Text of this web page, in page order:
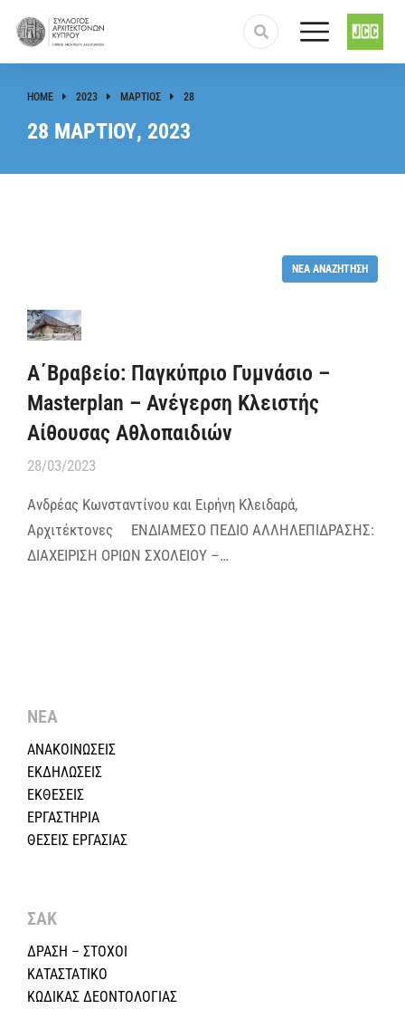
You are here:
HOME 2023 ΜΆΡΤΙΟΣ 28
28 ΜΑΡΤΊΟΥ, 2023
ΝΈΑ ΑΝΑΖΉΤΗΣΗ
Α΄Βραβείο: Παγκύπριο Γυμνάσιο –
Masterplan – Ανέγερση Κλειστής
Αίθουσας Αθλοπαιδιών
28/03/2023
Ανδρέας Κωνσταντίνου και Ειρήνη Κλειδαρά,
Αρχιτέκτονες ΕΝΔΙΑΜΕΣΟ ΠΕΔΙΟ ΑΛΛΗΛΕΠΙΔΡΑΣΗΣ:
ΔΙΑΧΕΙΡΙΣΗ ΟΡΙΩΝ ΣΧΟΛΕΙΟΥ –…
ΝΕΑ
ΑΝΑΚΟΙΝΩΣΕΙΣ
ΕΚΔΗΛΩΣΕΙΣ
ΕΚΘΕΣΕΙΣ
ΕΡΓΑΣΤΗΡΙΑ
ΘΕΣΕΙΣ ΕΡΓΑΣΙΑΣ
ΣΑΚ
ΔΡΑΣΗ – ΣΤΟΧΟΙ
ΚΑΤΑΣΤΑΤΙΚΟ
ΚΩΔΙΚΑΣ ΔΕΟΝΤΟΛΟΓΙΑΣ